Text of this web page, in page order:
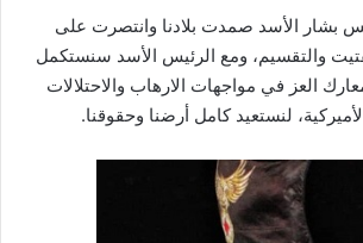
بشار الأسد صمدت بلادنا وانتصرت على
والتقسيم، ومع الرئيس الأسد سنستكمل
العز في مواجهات الارهاب والاحتلالات
لنستعيد كامل أرضنا وحقوقنا.